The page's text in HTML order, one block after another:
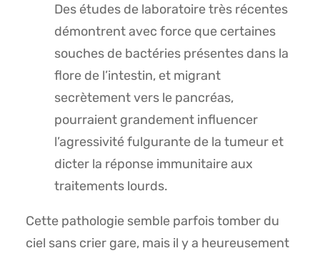
Des études de laboratoire très récentes
démontrent avec force que certaines
souches de bactéries présentes dans la
flore de l’intestin, et migrant
secrètement vers le pancréas,
pourraient grandement influencer
l’agressivité fulgurante de la tumeur et
dicter la réponse immunitaire aux
traitements lourds.
Cette pathologie semble parfois tomber du
ciel sans crier gare, mais il y a heureusement